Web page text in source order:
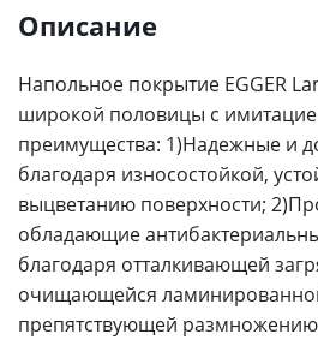
Описание
Напольное покрытие EGGER
широкой половицы с
преимущества: 1)Надежные и
благодаря износостойкой,
выцветанию поверхности;
обладающие
благодаря отталкивающей
очищающейся
препятствующей размножению